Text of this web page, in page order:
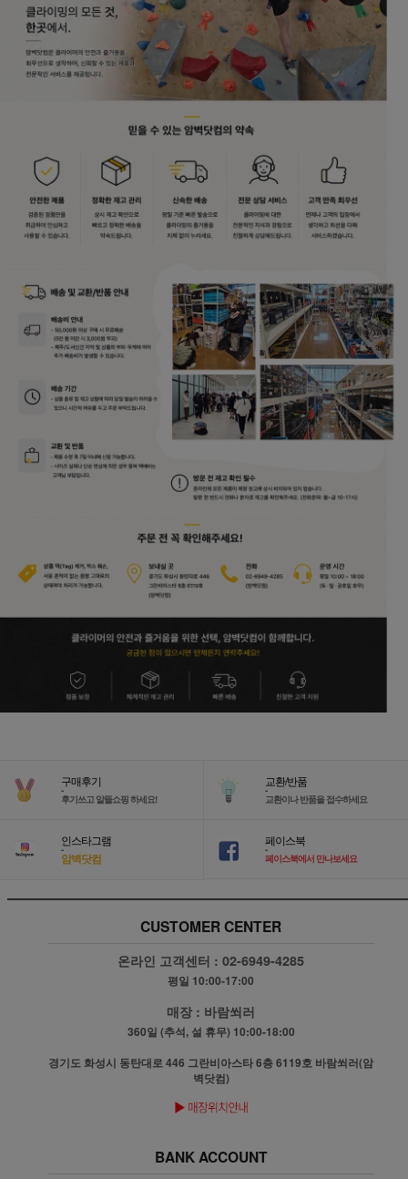
구매후기
-
후기쓰고 알뜰쇼핑 하세요!
교환/반품
-
교환이나 반품을 접수하세요
인스타그램
-
암벽닷컴
페이스북
-
페이스북에서 만나보세요
CUSTOMER CENTER
온라인 고객센터 :02-6949-4285
평일 10:00-17:00
매장 : 바람쐬러
360일 (추석, 설 휴무) 10:00-18:00
경기도 화성시 동탄대로 446 그란비아스타 6층 6119호 바람쐬러(암
벽닷컴)
BANK ACCOUNT